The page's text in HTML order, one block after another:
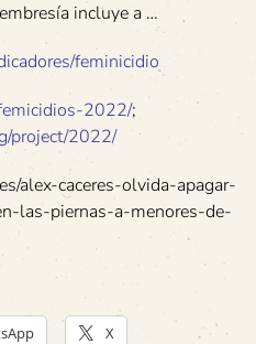
incluye a …
feminicidio
2022/;
project/2022/
alex-caceres-olvida-apagar-
las-piernas-a-menores-de-
X